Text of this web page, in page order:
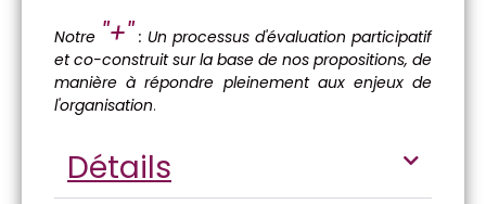
Notre "+" : Un processus d'évaluation participatif
et co-construit sur la base de nos propositions, de
manière à répondre pleinement aux enjeux de
l'organisation.
Détails